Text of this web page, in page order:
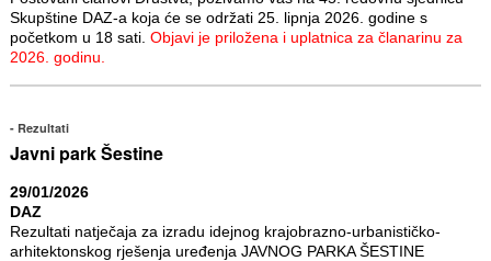
Skupštine DAZ-a koja će se održati 25. lipnja 2026. godine s
početkom u 18 sati. Objavi je priložena i uplatnica za članarinu za
2026. godinu.
Rezultati
Javni park Šestine
29/01/2026
DAZ
Rezultati natječaja za izradu idejnog krajobrazno-urbanističko-
arhitektonskog rješenja uređenja JAVNOG PARKA ŠESTINE